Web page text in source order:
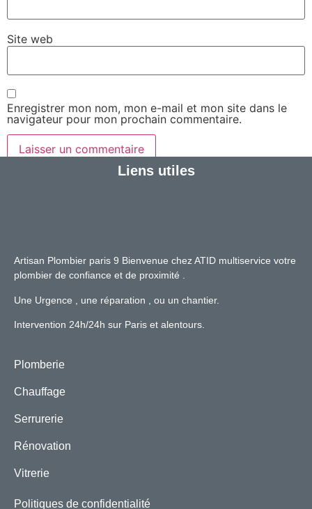
Site web
Enregistrer mon nom, mon e-mail et mon site dans le
navigateur pour mon prochain commentaire.
Liens utiles
Artisan Plombier paris 9 Bienvenue chez ATID multiservice votre
plombier de confiance et de proximité .
Une Urgence , une réparation , ou un chantier.
Intervention 24h/24h sur Paris et alentours.
Plomberie
Chauffage
Serrurerie
Rénovation
Vitrerie
Politiques de confidentialité